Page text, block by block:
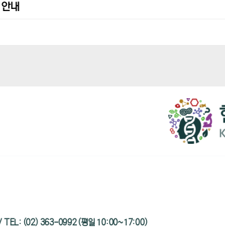
내
(02) 363-0992 (평일 10:00~17:00)